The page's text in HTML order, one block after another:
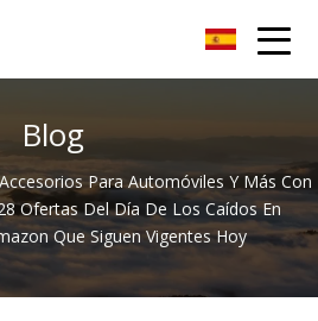
Blog
Para Automóviles Y Más Con
Ofertas Del Día De Los Caídos En
Que Siguen Vigentes Hoy